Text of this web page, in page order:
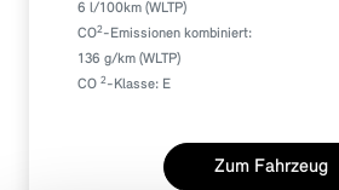
6 l/100km (WLTP)
CO2 -Emissionen kombiniert:
136 g/km (WLTP)
CO 2 -Klasse: E
Zum Fahrzeug